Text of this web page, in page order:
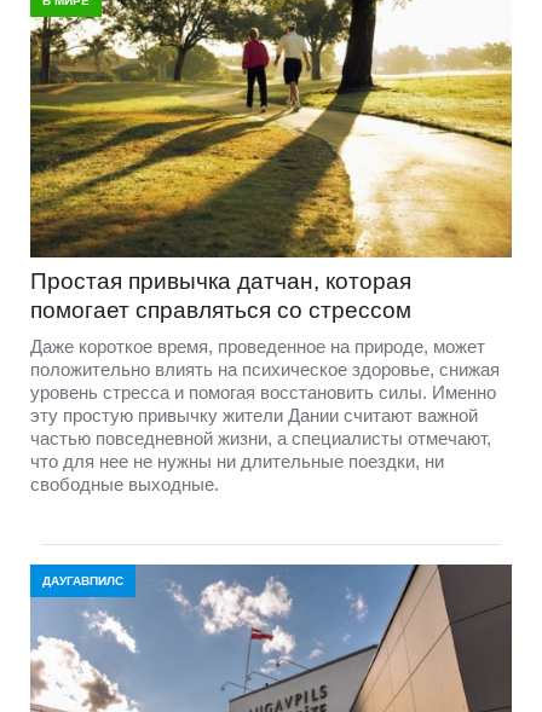
Простая привычка датчан, которая
помогает справляться со стрессом
Даже короткое время, проведенное на природе, может
положительно влиять на психическое здоровье, снижая
уровень стресса и помогая восстановить силы. Именно
эту простую привычку жители Дании считают важной
частью повседневной жизни, а специалисты отмечают,
что для нее не нужны ни длительные поездки, ни
свободные выходные.
ДАУГАВПИЛС